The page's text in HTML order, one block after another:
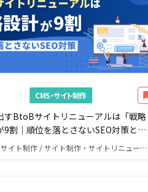
CMS・サイト制作
すBtoBサイトリニューアルは「戦略
9割｜順位を落とさないSEO対策と
を最大化する実践手順
イト制作 / サイト制作・サイトリニューアル